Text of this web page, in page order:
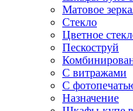
Матовое
Стекло
Цветное
Пескоструй
С витражами
С
Назначение